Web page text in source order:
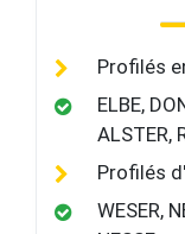
ELBE,
ALSTER,
Profilés
WESER,
NESSE